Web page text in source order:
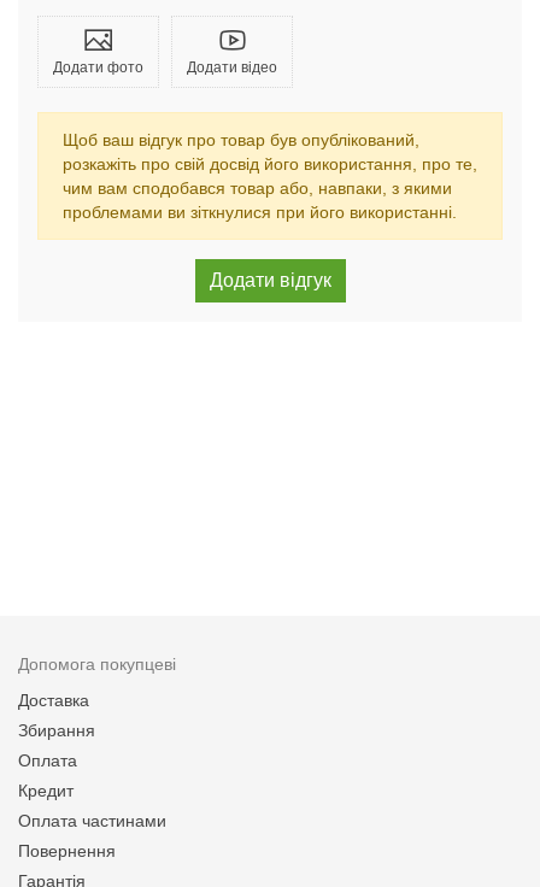
Додати фото Додати відео
Щоб ваш відгук про товар був опублікований,
розкажіть про свій досвід його використання, про те,
чим вам сподобався товар або, навпаки, з якими
проблемами ви зіткнулися при його використанні.
Допомога покупцеві
Доставка
Збирання
Оплата
Кредит
Оплата частинами
Повернення
Гарантія